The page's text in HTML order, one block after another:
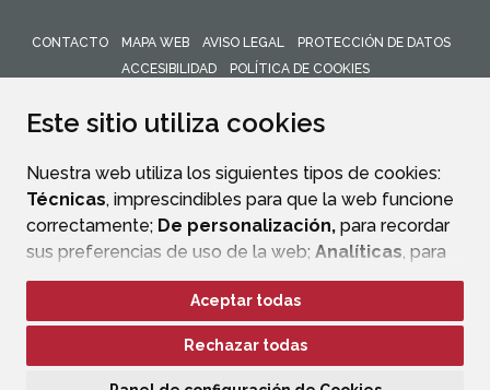
Este sitio utiliza cookies
Nuestra web utiliza los siguientes tipos de cookies:
Técnicas, imprescindibles para que la web funcione
correctamente; De personalización, para recordar
sus preferencias de uso de la web; Analíticas, para
mejorar el funcionamiento de la web y sus servicios.
Si acepta pulsando el botón“Aceptar todas”
consideramos que acepta su uso. Si pulsa el botón
Aceptar todas
Rechazar todas
CONTACTO MAPA WEB AVISO LEGAL
PROTECCIÓN DE DATOS
ACCESIBILIDAD
POLÍTICA DE COOKIES